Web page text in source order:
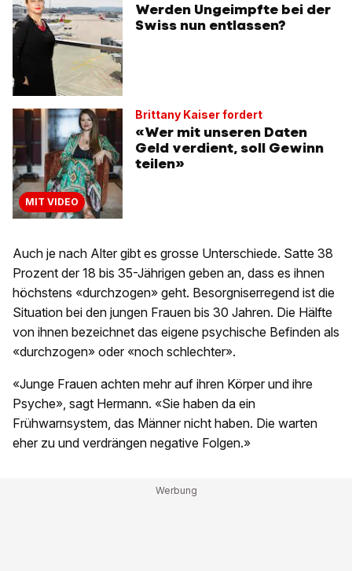
Werden Ungeimpfte bei der
Swiss nun entlassen?
MIT VIDEO
Brittany Kaiser fordert
«Wer mit unseren Daten
Geld verdient, soll Gewinn
teilen»
Auch je nach Alter gibt es grosse Unterschiede. Satte 38
Prozent der 18 bis 35-Jährigen geben an, dass es ihnen
höchstens «durchzogen» geht. Besorgniserregend ist die
Situation bei den jungen Frauen bis 30 Jahren. Die Hälfte
von ihnen bezeichnet das eigene psychische Befinden als
«durchzogen» oder «noch schlechter».
«Junge Frauen achten mehr auf ihren Körper und ihre
Psyche», sagt Hermann. «Sie haben da ein
Frühwarnsystem, das Männer nicht haben. Die warten
eher zu und verdrängen negative Folgen.»